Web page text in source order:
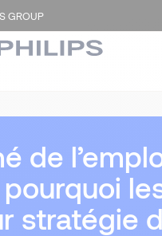
GROUP
de
stratégie